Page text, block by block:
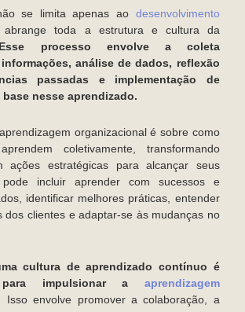
se limita apenas ao desenvolvimento
toda a estrutura e cultura da
Esse processo envolve a coleta
análise de dados, reflexão
passadas e implementação de
nesse aprendizado.
organizacional é sobre como
coletivamente, transformando
ações estratégicas para alcançar seus
incluir aprender com sucessos e
identificar melhores práticas, entender
dos clientes e adaptar-se às mudanças no
cultura de aprendizado contínuo é
para impulsionar a aprendizagem
Isso envolve promover a colaboração, a